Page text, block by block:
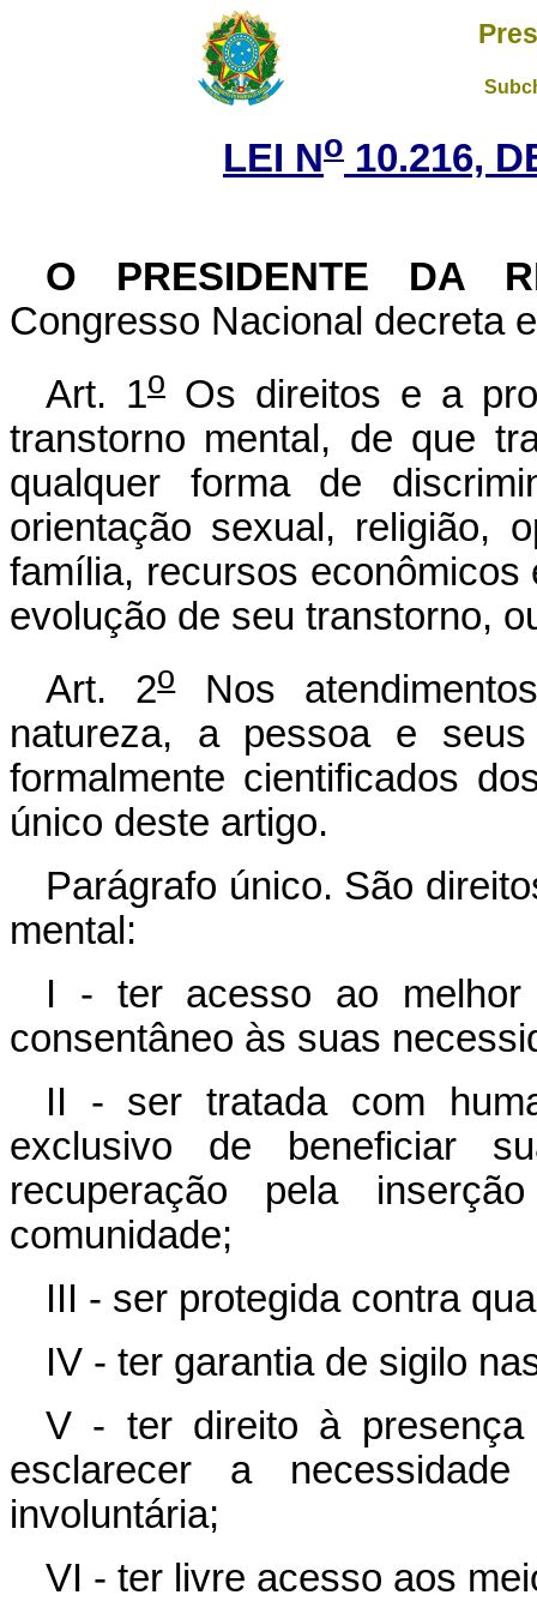
LEI No 10.216,
O PRESIDENTE DA
Congresso Nacional decreta
Art. 1o Os direitos e a
transtorno mental, de que
qualquer forma de
orientação sexual, religião,
família, recursos
evolução de seu transtorno,
Art. 2oNos
natureza, a pessoa e
formalmente cientificados
único deste artigo.
Parágrafo único. São
mental:
I - ter acesso ao melhor
consentâneo às suas
II - ser tratada com
exclusivo de beneficiar
recuperação pela
comunidade;
III - ser protegida contra
IV - ter garantia de sigilo
V - ter direito à presença
esclarecer a
involuntária;
VI - ter livre acesso aos